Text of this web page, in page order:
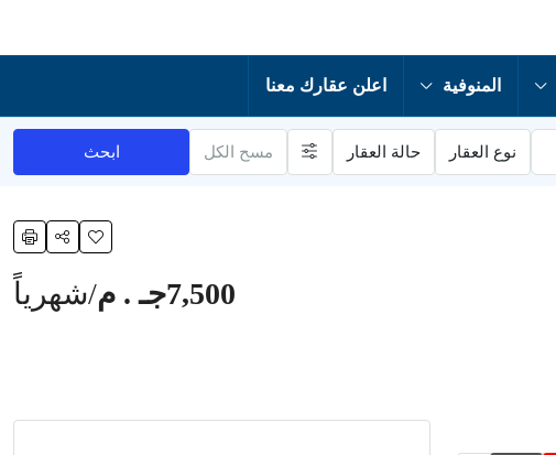
المنوفية اعلن عقارك معنا
نوع العقار حالة العقار مسح الكل ابحث
7,500جـ . م /شهرياً